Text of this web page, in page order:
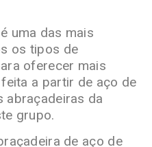
uma das mais
os tipos de
oferecer mais
a partir de aço de
abraçadeiras da
grupo.
de aço de